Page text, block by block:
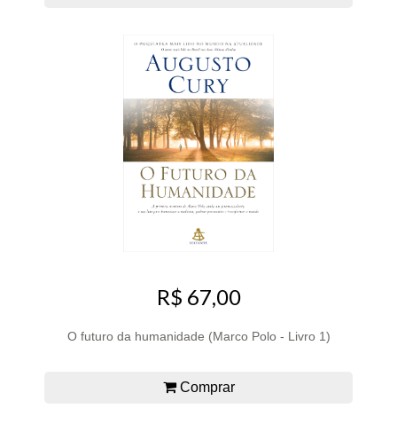
R$ 67,00
O futuro da humanidade (Marco Polo - Livro 1)
Comprar